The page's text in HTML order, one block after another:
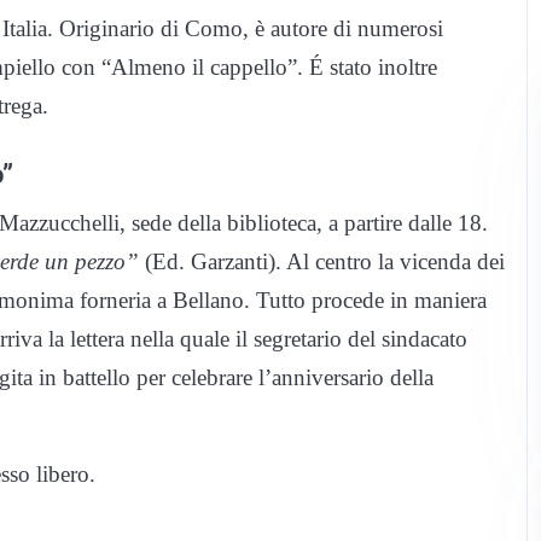
Originario di Como, è autore di numerosi
con “Almeno il cappello”. É stato inoltre
sede della biblioteca, a partire dalle 18.
un pezzo” (Ed. Garzanti). Al centro la vicenda dei
forneria a Bellano. Tutto procede in maniera
la lettera nella quale il segretario del sindacato
in battello per celebrare l’anniversario della
libero.